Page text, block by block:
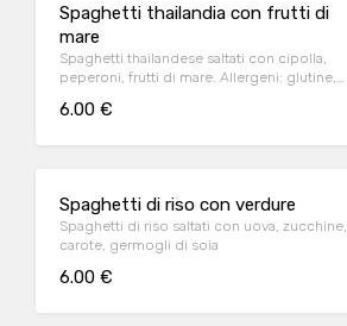
Spaghetti thailandia con frutti di
mare
Spaghetti thailandese saltati con cipolla,
peperoni, frutti di mare. Allergeni: glutine,
6.00 €
Spaghetti di riso con verdure
Spaghetti di riso saltati con uova, zucchine,
carote, germogli di soia
6.00 €